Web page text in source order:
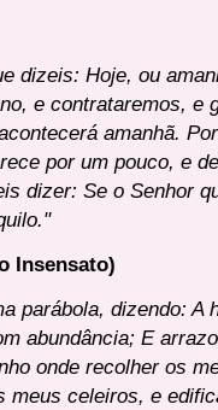
dizeis: Hoje, ou
e contrataremos, e
amanhã.
por um pouco, e
dizer: Se o Senhor
Insensato)
parábola, dizendo: A
abundância; E
onde recolher os
meus celeiros, e